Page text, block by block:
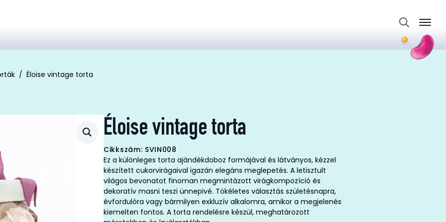
for:
Éloise vintage torta
Éloise vintage torta
Cikkszám: SVIN008
Ez a különleges torta ajándékdoboz formájával és látványos, kézzel
készített cukorvirágaival igazán elegáns meglepetés. A letisztult
világos bevonatot finoman megmintázott virágkompozíció és
dekoratív masni teszi ünnepivé. Tökéletes választás születésnapra,
évfordulóra vagy bármilyen exkluzív alkalomra, amikor a megjelenés
kiemelten fontos. A torta rendelésre készül, meghatározott